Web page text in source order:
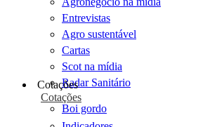
Entrevistas
Agro sustentável
Cartas
Scot na mídia
Radar Sanitário
Cotações
Cotações
Boi gordo